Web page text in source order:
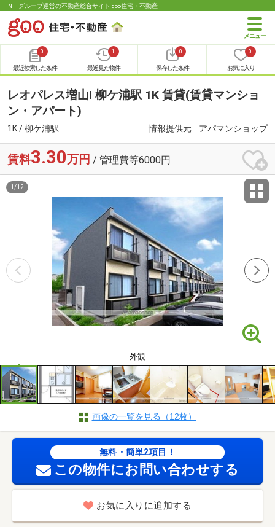
NTTグループ運営の不動産総合サイト goo住宅・不動産
0
最近検索した条件
1
最近見た物件
0
保存した条件
0
お気に入り
レオパレス増山Ⅰ 柳ケ浦駅 1K 賃貸(賃貸マンショ
ン・アパート)
1K / 柳ケ浦駅 情報提供元 アパマンショップ
賃料3.30万円 / 管理費等6000円
外観
1 /12
画像の一覧を見る（12枚）
無料・簡単2項目！
この物件にお問い合わせする
お気に入りに追加する